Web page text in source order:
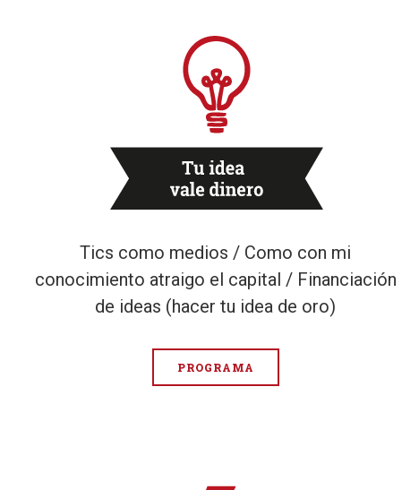
Tics como medios / Como con mi
conocimiento atraigo el capital / Financiación
de ideas (hacer tu idea de oro)
PROGRAMA